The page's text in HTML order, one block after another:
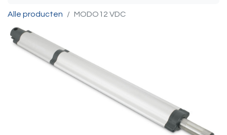
Alle producten MODO12 VDC